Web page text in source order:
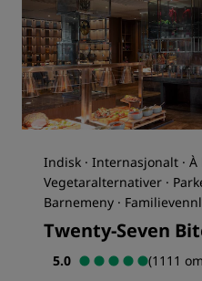
Indisk · Internasjonalt · À
Vegetaralternativer ·
Barnemeny ·
Twenty-Seven
5.0 (1111